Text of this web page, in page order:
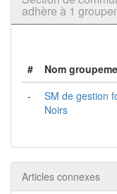
adhère à 1
# Nom
-
SM de gestion
Noirs
Articles connexes